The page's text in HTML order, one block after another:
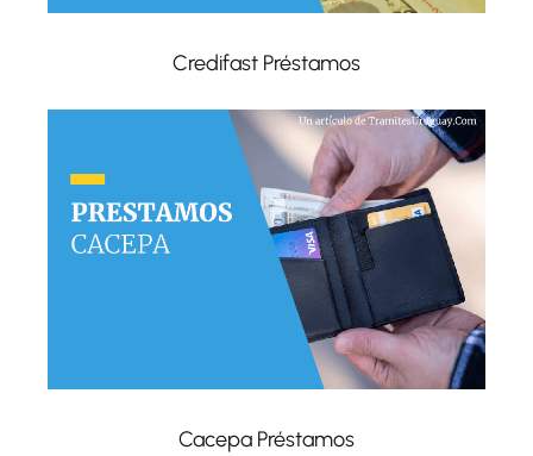
Credifast Préstamos
Cacepa Préstamos